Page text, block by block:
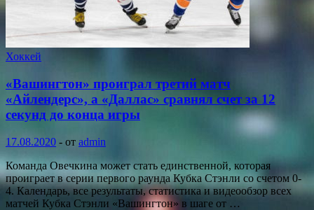
Хоккей
«Вашингтон» проиграл третий матч
«Айлендерс», а «Даллас» сравнял счет за 12
секунд до конца игры
17.08.2020 - от admin
Команда Овечкина может стать единственной, которая
проиграет в серии первого раунда Кубка Стэнли со счетом 0-
4. Календарь, все результаты, статистика и видеообзор всех
матчей Кубка Стэнли «Вашингтон» в шаге от …